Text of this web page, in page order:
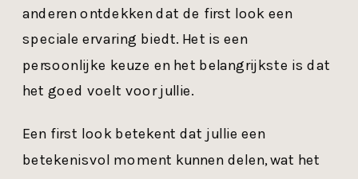
anderen ontdekken dat de first look een
speciale ervaring biedt. Het is een
persoonlijke keuze en het belangrijkste is dat
het goed voelt voor jullie.
Een first look betekent dat jullie een
betekenisvol moment kunnen delen, wat het